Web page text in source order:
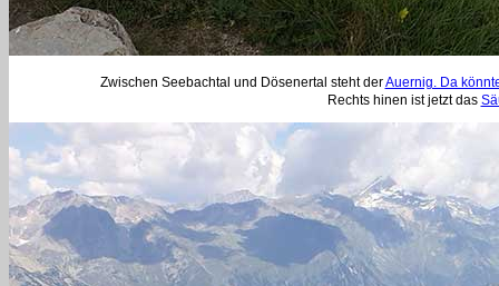
Zwischen Seebachtal und Dösenertal steht derAuernig. Da
Rechts hinen ist jetzt das